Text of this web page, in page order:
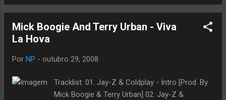
//rapidshare.com/files/157270588/Lil_Flip_and_
_RapGodFathers.com_.rar .:KART3L bi*ch3S:.
Mick Boogie And Terry Urban - Viva
La Hova
Por NP - outubro 29, 2008
Tracklist: 01. Jay-Z & Coldplay - Intro [Prod. By
Mick Boogie & Terry Urban] 02. Jay-Z &